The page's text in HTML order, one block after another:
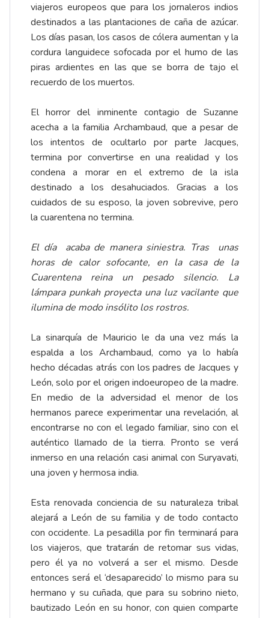
viajeros europeos que para los jornaleros indios
destinados a las plantaciones de caña de azúcar.
Los días pasan, los casos de cólera aumentan y la
cordura languidece sofocada por el humo de las
piras ardientes en las que se borra de tajo el
recuerdo de los muertos.
El horror del inminente contagio de Suzanne
acecha a la familia Archambaud, que a pesar de
los intentos de ocultarlo por parte Jacques,
termina por convertirse en una realidad y los
condena a morar en el extremo de la isla
destinado a los desahuciados. Gracias a los
cuidados de su esposo, la joven sobrevive, pero
la cuarentena no termina.
El día acaba de manera siniestra. Tras unas
horas de calor sofocante, en la casa de la
Cuarentena reina un pesado silencio. La
lámpara punkah proyecta una luz vacilante que
ilumina de modo insólito los rostros.
La sinarquía de Mauricio le da una vez más la
espalda a los Archambaud, como ya lo había
hecho décadas atrás con los padres de Jacques y
León, solo por el origen indoeuropeo de la madre.
En medio de la adversidad el menor de los
hermanos parece experimentar una revelación, al
encontrarse no con el legado familiar, sino con el
auténtico llamado de la tierra. Pronto se verá
inmerso en una relación casi animal con Suryavati,
una joven y hermosa india.
Esta renovada conciencia de su naturaleza tribal
alejará a León de su familia y de todo contacto
con occidente. La pesadilla por fin terminará para
los viajeros, que tratarán de retomar sus vidas,
pero él ya no volverá a ser el mismo. Desde
entonces será el ‘desaparecido’ lo mismo para su
hermano y su cuñada, que para su sobrino nieto,
bautizado León en su honor, con quien comparte